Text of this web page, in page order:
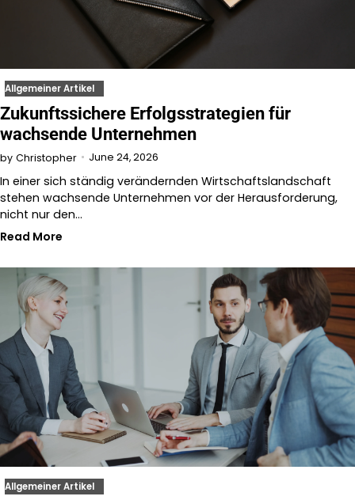
Allgemeiner Artikel
Zukunftssichere Erfolgsstrategien für
wachsende Unternehmen
by Christopher June 24, 2026
In einer sich ständig verändernden Wirtschaftslandschaft
stehen wachsende Unternehmen vor der Herausforderung,
nicht nur den…
Read More
Allgemeiner Artikel